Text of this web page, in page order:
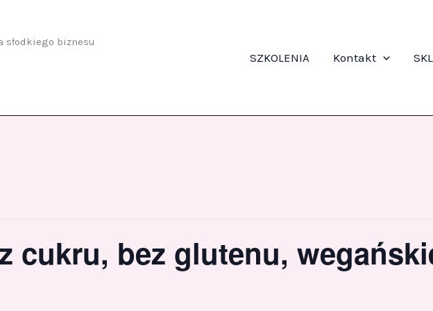
słodkiego biznesu
SZKOLENIA Kontakt
cukru, bez glutenu,